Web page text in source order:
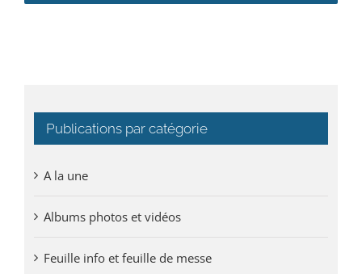
Publications par catégorie
A la une
Albums photos et vidéos
Feuille info et feuille de messe